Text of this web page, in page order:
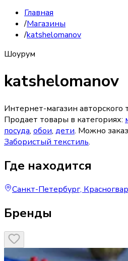
Главная
/Магазины
/katshelomanov
Шоурум
katshelomanov
Интернет-магазин авторского
Продает товары в категориях:
посуда, обои, дети. Можно
Забористый текстиль.
Где находится
Санкт-Петербург,
Бренды